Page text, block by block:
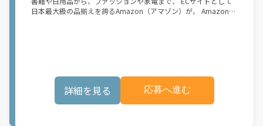
られたくないけれど、安定した収入がほしい...] 「スキマ時間はあ
るけれど、その時間に稼げる方法がない...」 「新しい業務にチャ
する費用など）はすべて自己負担となります。
日本最大級の品揃えを誇るAmazon（アマゾン）が、 Amazon
ンタル・リースサービスも利用できます！ 【Amazon Flexの魅
力】 ・少ない荷物量から試すこともでき、すぐ、簡単に始められ
る！ ・稼働する日や時間帯を自分で自由に決められるから、スキ
詳細を見る 応募へ進む